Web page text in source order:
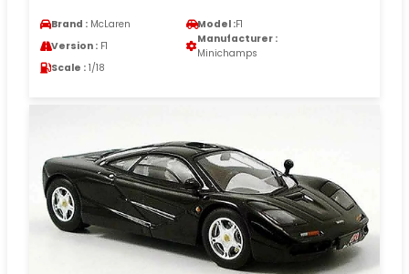
Brand : McLaren Model :F1
Version : F1
Manufacturer :
Minichamps
Scale : 1/18